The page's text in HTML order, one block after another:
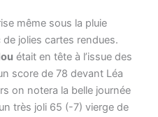
même sous la pluie
jolies cartes rendues.
était en tête à l’issue des
score de 78 devant Léa
on notera la belle journée
très joli 65 (-7) vierge de